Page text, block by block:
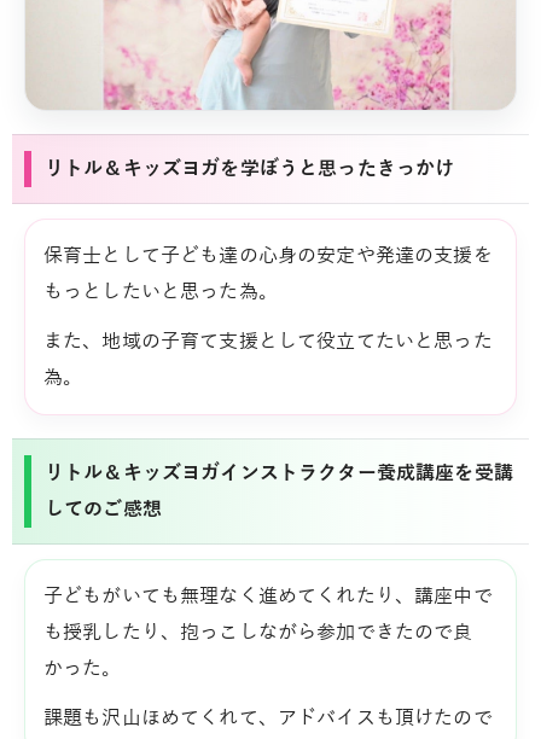
リトル＆キッズヨガを学ぼうと思ったきっかけ
保育士として子ども達の心身の安定や発達の支援を
もっとしたいと思った為。
また、地域の子育て支援として役立てたいと思った
為。
リトル＆キッズヨガインストラクター養成講座を受講
してのご感想
子どもがいても無理なく進めてくれたり、講座中で
も授乳したり、抱っこしながら参加できたので良
かった。
課題も沢山ほめてくれて、アドバイスも頂けたので